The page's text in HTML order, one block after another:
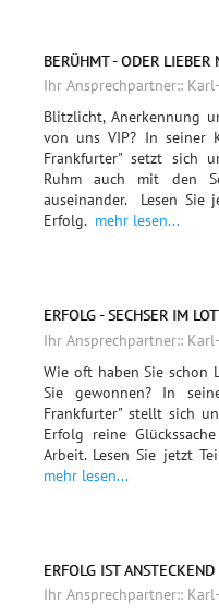
BERÜHMT - ODER LIEBER
Ihr Ansprechpartner::
Blitzlicht, Anerkennung
von uns VIP? In seiner
Frankfurter" setzt sich
Ruhm auch mit den
auseinander. Lesen Sie
Erfolg. mehr lesen...
ERFOLG - SECHSER IM
Ihr Ansprechpartner::
Wie oft haben Sie schon
Sie gewonnen? In
Frankfurter" stellt sich
Erfolg reine
Arbeit. Lesen Sie jetzt
mehr lesen...
ERFOLG IST
Ihr Ansprechpartner::